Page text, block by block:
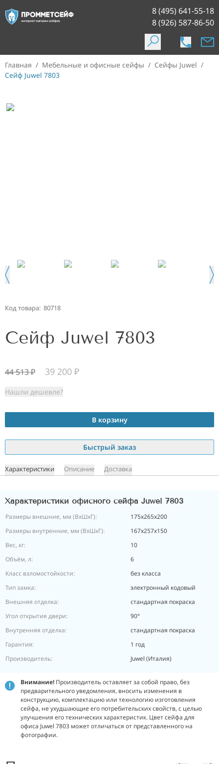
8 (495) 641-55-18
8 (926) 587-86-50
Главная / Мебельные и офисные сейфы / Сейфы Juwel /
Сейф Juwel 7803
Код товара: 80718
Сейф Juwel 7803
44 513₽ 39 200 ₽
Нашли дешевле?
В корзину
Быстрый заказ
Характеристики Описание Доставка
Характеристики офисного сейфа Juwel 7803
Размеры внешние, мм (ВхШхГ):
175х265х200
Размеры внутренние, мм (ВхШхГ):
167х257х150
Вес, кг:
10
Объём, л:
6
Класс взломостойкости:
без класса
Тип замка:
электронный кодовый
Внешняя отделка:
стандартная покраска
Угол открытия двери:
90°
Внутренняя отделка:
стандартная покраска
Гарантия:
1 год
Производитель:
Juwel (Италия)
Внимание! Производитель оставляет за собой право, без
предварительного уведомления, вносить изменения в
конструкцию, комплектацию или технологию изготовления
сейфа, не ухудшающие его потребительских свойств, с целью
улучшения его технических характеристик. Цвет сейфа для
офиса Juwel 7803 может отличаться от представленного на
фотографии.